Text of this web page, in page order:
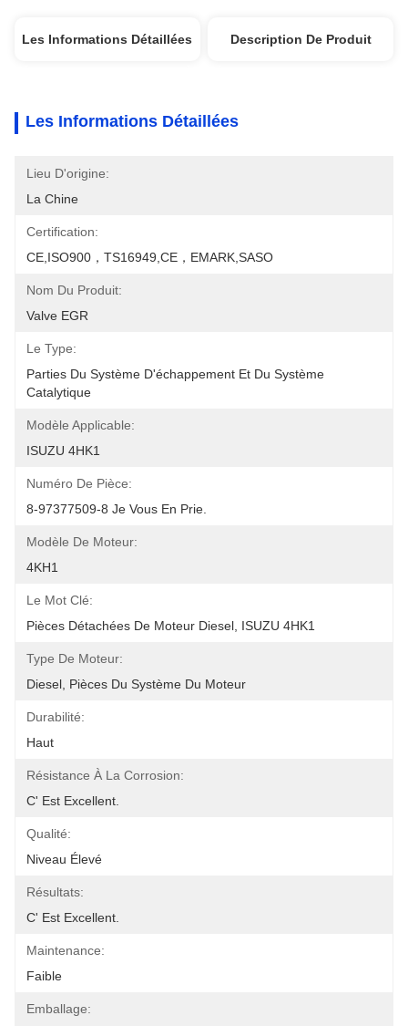
Les Informations Détaillées Description De Produit
Les Informations Détaillées
Lieu D'origine:
La Chine
Certification:
CE,ISO900，TS16949,CE，EMARK,SASO
Nom Du Produit:
Valve EGR
Le Type:
Parties Du Système D'échappement Et Du Système
Catalytique
Modèle Applicable:
ISUZU 4HK1
Numéro De Pièce:
8-97377509-8 Je Vous En Prie.
Modèle De Moteur:
4KH1
Le Mot Clé:
Pièces Détachées De Moteur Diesel, ISUZU 4HK1
Type De Moteur:
Diesel, Pièces Du Système Du Moteur
Durabilité:
Haut
Résistance À La Corrosion:
C' Est Excellent.
Qualité:
Niveau Élevé
Résultats:
C' Est Excellent.
Maintenance:
Faible
Emballage: